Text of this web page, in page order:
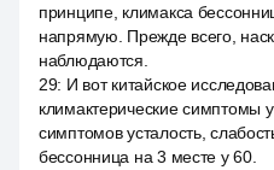
принципе, климакса
напрямую. Прежде всего,
наблюдаются.
29: И вот китайское
климактерические симптомы
симптомов усталость,
бессонница на 3 месте у 60.